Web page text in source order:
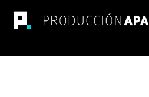
contenido